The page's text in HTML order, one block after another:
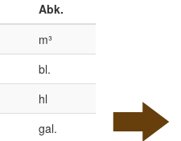
Abk.
m³
bl.
hl
gal.